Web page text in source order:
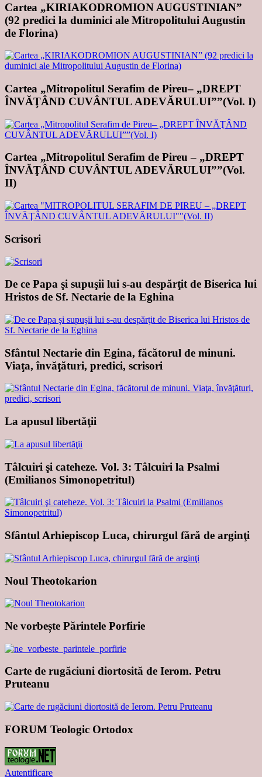
Cartea „KIRIAKODROMION AUGUSTINIAN”
(92 predici la duminici ale Mitropolitului Augustin
de Florina)
Cartea „Mitropolitul Serafim de Pireu– „DREPT
ÎNVĂŢÂND CUVÂNTUL ADEVĂRULUI””(Vol. I)
Cartea „Mitropolitul Serafim de Pireu – „DREPT
ÎNVĂŢÂND CUVÂNTUL ADEVĂRULUI””(Vol.
II)
Scrisori
De ce Papa şi supuşii lui s-au despărţit de Biserica lui
Hristos de Sf. Nectarie de la Eghina
Sfântul Nectarie din Egina, făcătorul de minuni.
Viaţa, învăţături, predici, scrisori
La apusul libertăţii
Tâlcuiri şi cateheze. Vol. 3: Tâlcuiri la Psalmi
(Emilianos Simonopetritul)
Sfântul Arhiepiscop Luca, chirurgul fără de arginţi
Noul Theotokarion
Ne vorbește Părintele Porfirie
Carte de rugăciuni diortosită de Ierom. Petru
Pruteanu
FORUM Teologic Ortodox
Autentificare